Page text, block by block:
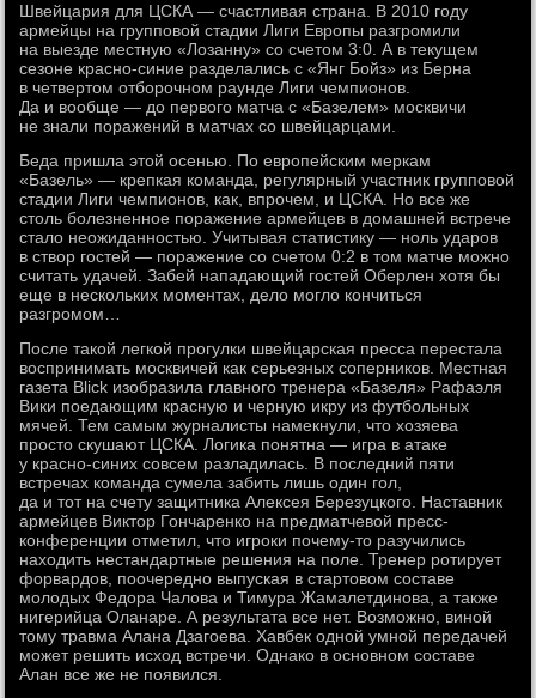
Швейцария для ЦСКА — счастливая страна. В 2010 году
армейцы на групповой стадии Лиги Европы разгромили
на выезде местную «Лозанну» со счетом 3:0. А в текущем
сезоне красно-синие разделались с «Янг Бойз» из Берна
в четвертом отборочном раунде Лиги чемпионов.
Да и вообще — до первого матча с «Базелем» москвичи
не знали поражений в матчах со швейцарцами.
Беда пришла этой осенью. По европейским меркам
«Базель» — крепкая команда, регулярный участник групповой
стадии Лиги чемпионов, как, впрочем, и ЦСКА. Но все же
столь болезненное поражение армейцев в домашней встрече
стало неожиданностью. Учитывая статистику — ноль ударов
в створ гостей — поражение со счетом 0:2 в том матче можно
считать удачей. Забей нападающий гостей Оберлен хотя бы
еще в нескольких моментах, дело могло кончиться
разгромом…
После такой легкой прогулки швейцарская пресса перестала
воспринимать москвичей как серьезных соперников. Местная
газета Blick изобразила главного тренера «Базеля» Рафаэля
Вики поедающим красную и черную икру из футбольных
мячей. Тем самым журналисты намекнули, что хозяева
просто скушают ЦСКА. Логика понятна — игра в атаке
у красно-синих совсем разладилась. В последний пяти
встречах команда сумела забить лишь один гол,
да и тот на счету защитника Алексея Березуцкого. Наставник
армейцев Виктор Гончаренко на предматчевой пресс-
конференции отметил, что игроки почему-то разучились
находить нестандартные решения на поле. Тренер ротирует
форвардов, поочередно выпуская в стартовом составе
молодых Федора Чалова и Тимура Жамалетдинова, а также
нигерийца Оланаре. А результата все нет. Возможно, виной
тому травма Алана Дзагоева. Хавбек одной умной передачей
может решить исход встречи. Однако в основном составе
Алан все же не появился.